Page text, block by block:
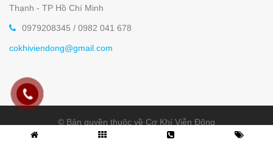
Thạnh - TP Hồ Chí Minh
0979208345 / 0982 041 678
cokhiviendong@gmail.com
© Bản quyền thuộc về Cơ Khí Viễn Đông